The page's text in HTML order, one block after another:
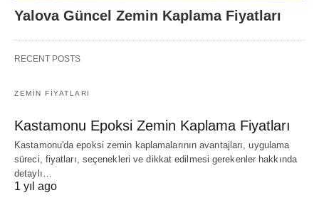
Yalova Güncel Zemin Kaplama Fiyatları
RECENT POSTS
ZEMIN FIYATLARI
Kastamonu Epoksi Zemin Kaplama Fiyatları
Kastamonu'da epoksi zemin kaplamalarının avantajları, uygulama
süreci, fiyatları, seçenekleri ve dikkat edilmesi gerekenler hakkında
detaylı…
1 yıl ago